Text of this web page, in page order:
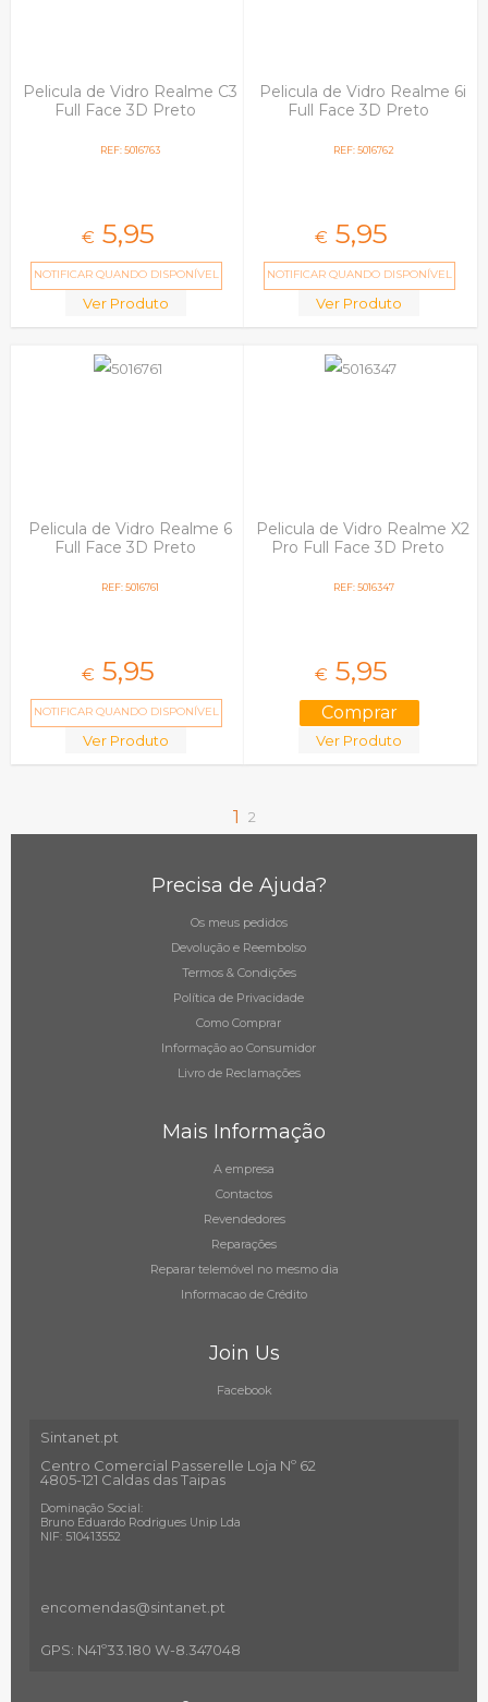
Pelicula de Vidro Realme C3
Full Face 3D Preto
REF: 5016763
€ 5,95
NOTIFICAR QUANDO DISPONÍVEL
Ver Produto
Pelicula de Vidro Realme 6i
Full Face 3D Preto
REF: 5016762
€ 5,95
NOTIFICAR QUANDO DISPONÍVEL
Ver Produto
Pelicula de Vidro Realme 6
Full Face 3D Preto
REF: 5016761
€ 5,95
NOTIFICAR QUANDO DISPONÍVEL
Ver Produto
Pelicula de Vidro Realme X2
Pro Full Face 3D Preto
REF: 5016347
€ 5,95
Ver Produto
1 2
Precisa de Ajuda?
Os meus pedidos
Devolução e Reembolso
Termos & Condições
Política de Privacidade
Como Comprar
Informação ao Consumidor
Livro de Reclamações
Mais Informação
A empresa
Contactos
Revendedores
Reparações
Reparar telemóvel no mesmo dia
Informacao de Crédito
Join Us
Facebook
Sintanet.pt
Centro Comercial Passerelle Loja Nº 62
4805-121 Caldas das Taipas
Dominação Social:
Bruno Eduardo Rodrigues Unip Lda
NIF: 510413552
encomendas@sintanet .pt
GPS: N41º33.180 W-8.347048